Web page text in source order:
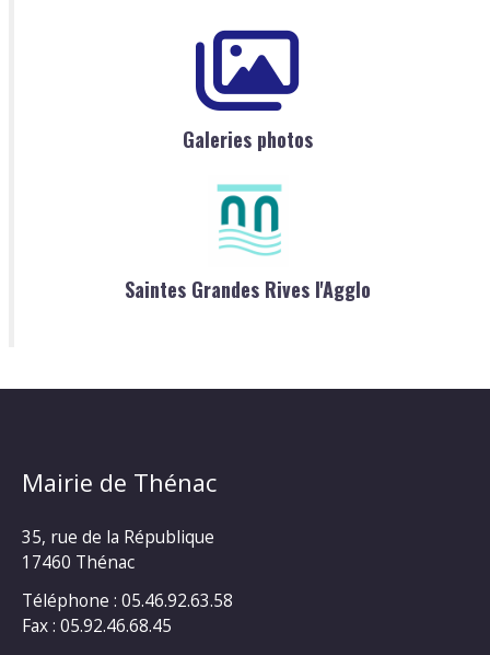
Galeries photos
Saintes Grandes Rives l'Agglo
Mairie de Thénac
35, rue de la République
17460 Thénac
Téléphone : 05.46.92.63.58
Fax : 05.92.46.68.45